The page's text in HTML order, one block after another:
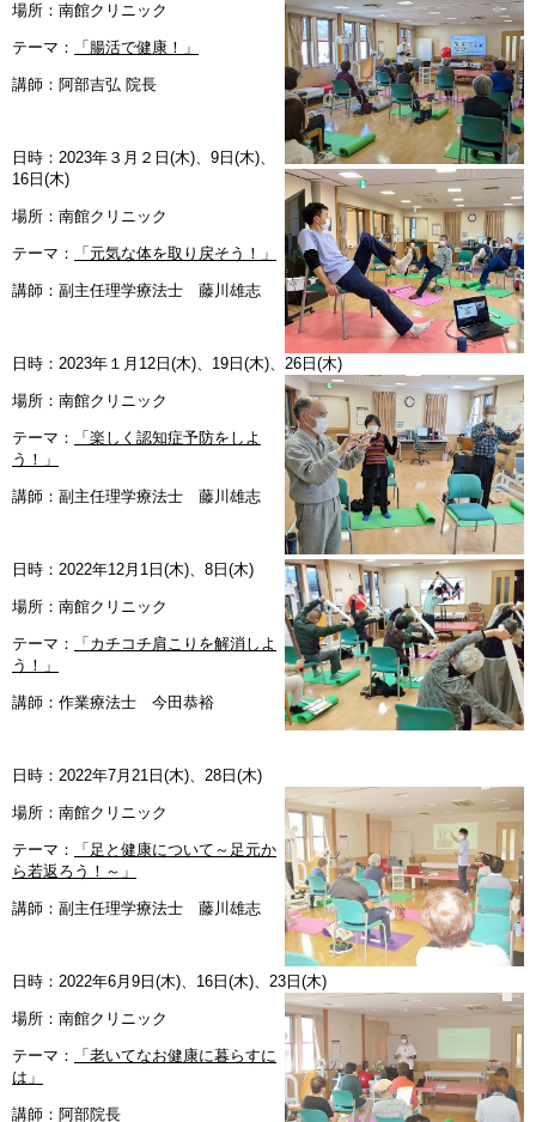
場所：南館クリニック
テーマ： 「腸活で健康！」
講師：阿部吉弘 院長
日時：2023年３月２日(木)、9日(木)、
16日(木)
場所：南館クリニック
テーマ： 「元気な体を取り戻そう！」
講師：副主任理学療法士 藤川雄志
日時：2023年１月12日(木)、19日(木)、26日(木)
場所：南館クリニック
テーマ：
「楽しく認知症予防をしよ
う！」
講師：副主任理学療法士 藤川雄志
日時：2022年12月1日(木)、8日(木)
場所：南館クリニック
テーマ：
「カチコチ肩こりを解消しよ
う！」
講師：作業療法士 今田恭裕
日時：2022年7月21日(木)、28日(木)
場所：南館クリニック
テーマ：
「足と健康について～足元か
ら若返ろう！～」
講師：副主任理学療法士 藤川雄志
日時：2022年6月9日(木)、16日(木)、23日(木)
場所：南館クリニック
テーマ：
「老いてなお健康に暮らすに
は」
講師：阿部院長